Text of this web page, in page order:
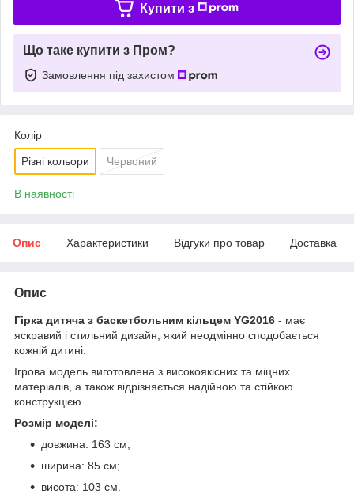
Купити з
Що таке купити з Пром?
Замовлення під захистом
Колір
Різні кольори Червоний
В наявності
Опис Характеристики Відгуки про товар Доставка
Опис
Гірка дитяча з баскетбольним кільцем YG2016 - має
яскравий і стильний дизайн, який неодмінно сподобається
кожній дитині.
Ігрова модель виготовлена з високоякісних та міцних
матеріалів, а також відрізняється надійною та стійкою
конструкцією.
Розмір моделі:
довжина: 163 см;
ширина: 85 см;
висота: 103 см.